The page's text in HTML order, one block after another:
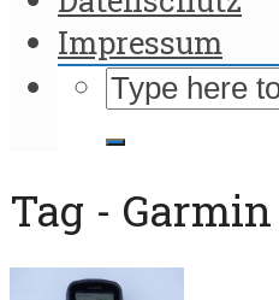
Impressum
Tag -